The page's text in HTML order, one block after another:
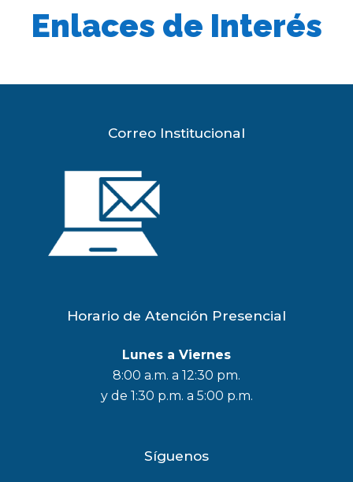
Enlaces de Interés
Correo Institucional
Horario de Atención Presencial
Lunes a Viernes
8:00 a.m. a 12:30 pm.
y de 1:30 p.m. a 5:00 p.m.
Síguenos